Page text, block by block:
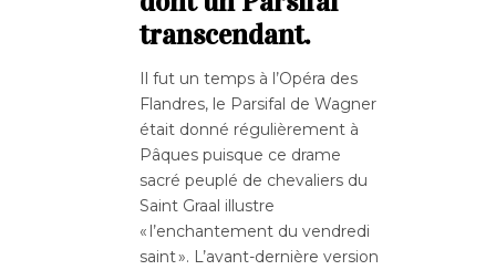
transcendant.
Il fut un temps à l’Opéra des
Flandres, le Parsifal de Wagner
était donné régulièrement à
Pâques puisque ce drame
sacré peuplé de chevaliers du
Saint Graal illustre
« l’enchantement du vendredi
saint ». L’avant-dernière version